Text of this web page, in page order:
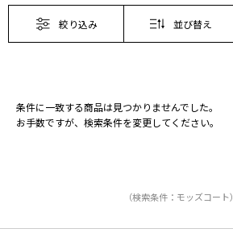
絞り込み 並び替え
条件に一致する商品は見つかりませんでした。
お手数ですが、検索条件を変更してください。
（検索条件：モッズコート）